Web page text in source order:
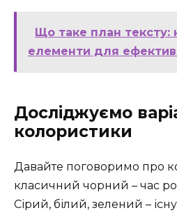
Що таке план тексту:
елементи для
Досліджуємо
колористики
Давайте поговоримо про
класичний чорний – час
Сірий, білий, зелений –